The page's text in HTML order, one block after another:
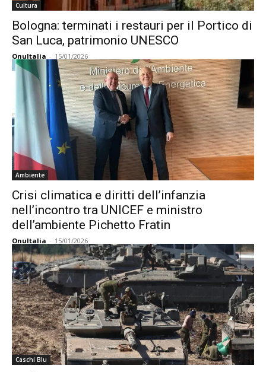
Cultura
Bologna: terminati i restauri per il Portico di
San Luca, patrimonio UNESCO
OnuItalia - 15/01/2026
Ambiente
Crisi climatica e diritti dell’infanzia
nell’incontro tra UNICEF e ministro
dell’ambiente Pichetto Fratin
OnuItalia - 15/01/2026
Caschi Blu